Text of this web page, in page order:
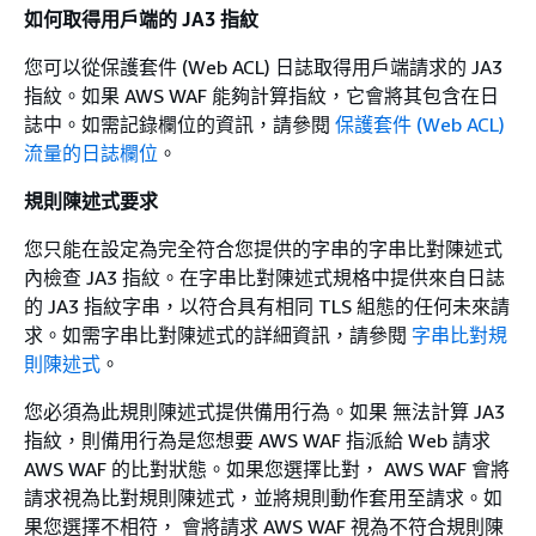
如何取得用戶端的 JA3 指紋
您可以從保護套件 (Web ACL) 日誌取得用戶端請求的 JA3
指紋。如果 AWS WAF 能夠計算指紋，它會將其包含在日
誌中。如需記錄欄位的資訊，請參閱 保護套件 (Web ACL)
流量的日誌欄位 。
規則陳述式要求
您只能在設定為完全符合您提供的字串的字串比對陳述式
內檢查 JA3 指紋。在字串比對陳述式規格中提供來自日誌
的 JA3 指紋字串，以符合具有相同 TLS 組態的任何未來請
求。如需字串比對陳述式的詳細資訊，請參閱 字串比對規
則陳述式 。
您必須為此規則陳述式提供備用行為。如果 無法計算 JA3
指紋，則備用行為是您想要 AWS WAF 指派給 Web 請求
AWS WAF 的比對狀態。如果您選擇比對， AWS WAF 會將
請求視為比對規則陳述式，並將規則動作套用至請求。如
果您選擇不相符， 會將請求 AWS WAF 視為不符合規則陳